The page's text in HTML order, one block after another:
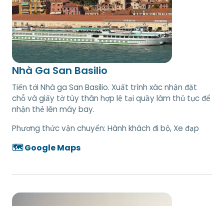
Nhà Ga San Basilio
Tiến tới Nhà ga San Basilio. Xuất trình xác nhận đặt
chỗ và giấy tờ tùy thân hợp lệ tại quầy làm thủ tục để
nhận thẻ lên máy bay.
Phương thức vận chuyển: Hành khách đi bộ, Xe đạp
🗺️ Google Maps